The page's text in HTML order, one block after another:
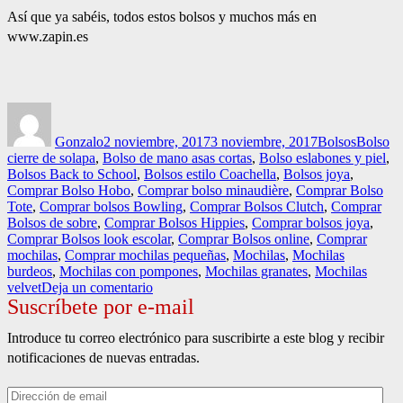
Así que ya sabéis, todos estos bolsos y muchos más en
www.zapin.es
Gonzalo2 noviembre, 20173 noviembre, 2017BolsosBolso
cierre de solapa, Bolso de mano asas cortas, Bolso eslabones y piel,
Bolsos Back to School, Bolsos estilo Coachella, Bolsos joya,
Comprar Bolso Hobo, Comprar bolso minaudière, Comprar Bolso
Tote, Comprar bolsos Bowling, Comprar Bolsos Clutch, Comprar
Bolsos de sobre, Comprar Bolsos Hippies, Comprar bolsos joya,
Comprar Bolsos look escolar, Comprar Bolsos online, Comprar
mochilas, Comprar mochilas pequeñas, Mochilas, Mochilas
burdeos, Mochilas con pompones, Mochilas granates, Mochilas
velvetDeja un comentarioen
Nunca
serán
suficientes
bolsos.
Suscríbete por e-mail
Introduce tu correo electrónico para suscribirte a este blog y recibir
notificaciones de nuevas entradas.
Dirección